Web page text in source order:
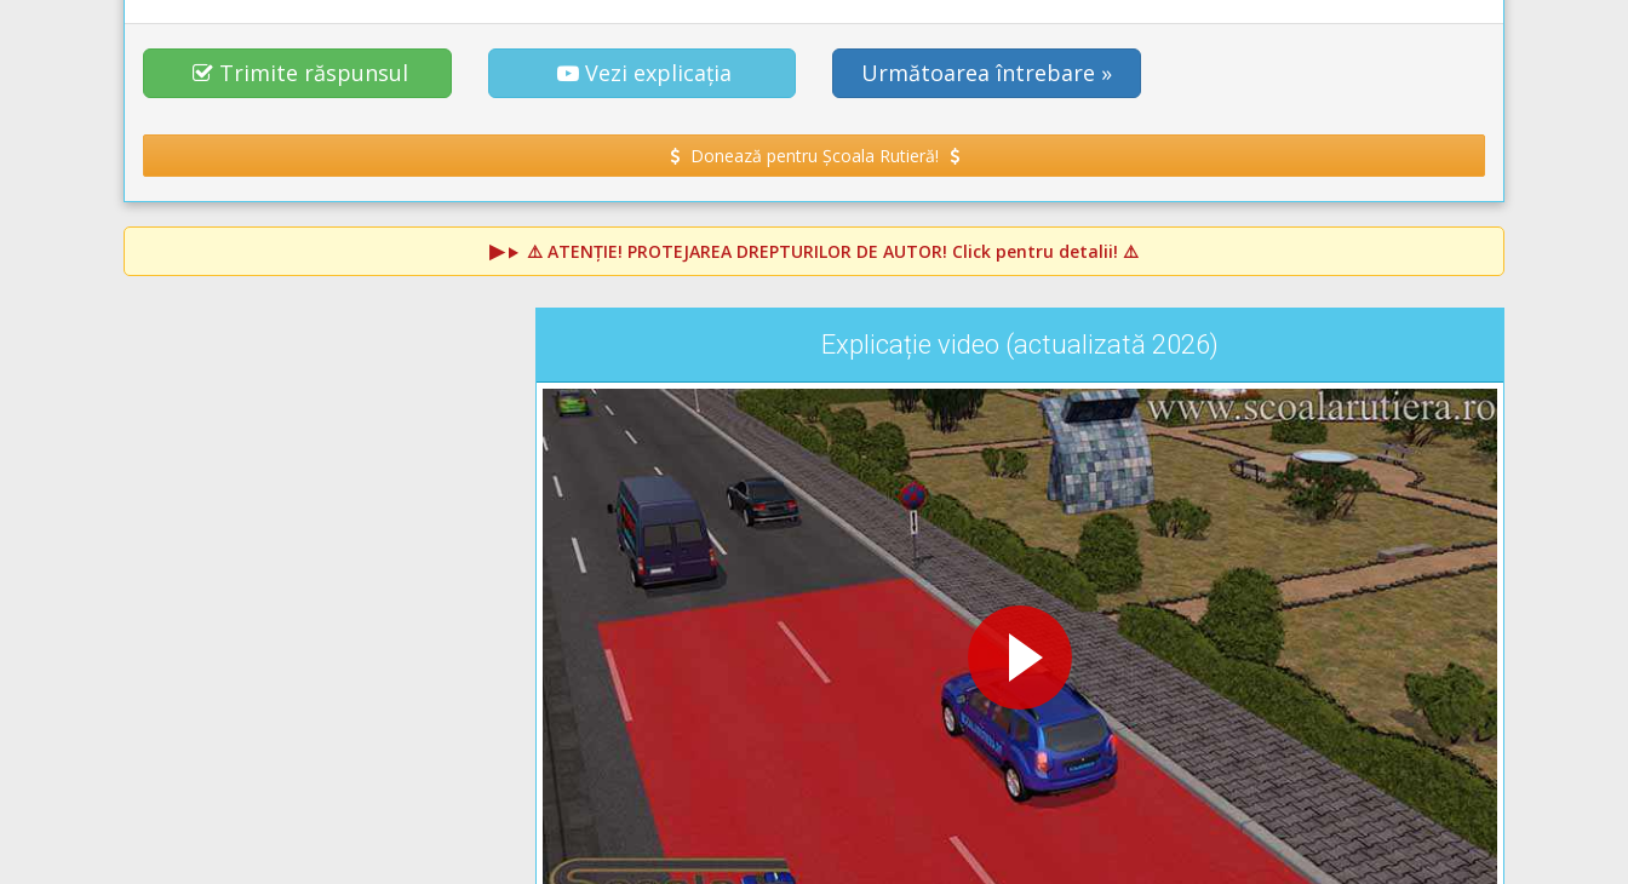
Trimite răspunsul Vezi explicația Următoarea întrebare »
Donează pentru Școala Rutieră!
⚠️ ATENȚIE! PROTEJAREA DREPTURILOR DE AUTOR! Click pentru detalii! ⚠️
Explicație video (actualizată 2026)